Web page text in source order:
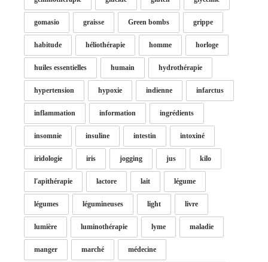
gomasio graisse Green bombs grippe
habitude héliothérapie homme horloge
huiles essentielles humain hydrothérapie
hypertension hypoxie indienne infarctus
inflammation information ingrédients
insomnie insuline intestin intoxiné
iridologie iris jogging jus kilo
l'apithérapie lactore lait légume
légumes légumineuses light livre
lumière luminothérapie lyme maladie
manger marché médecine